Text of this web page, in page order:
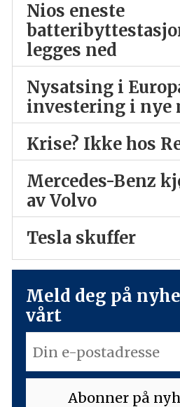
Nios eneste
legges ned
Nysatsing i
investering i nye
Krise? Ikke hos
Mercedes-Benz
av Volvo
Tesla skuffer
Meld deg på
vårt